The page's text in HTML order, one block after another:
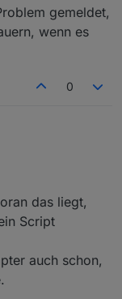
gemeldet,
wenn es
0
erstellen und habe
nicht in einem
# enthalten ist.
zu entfernen?
gemeldet,
wenn es
das liegt,
Script
auch schon,